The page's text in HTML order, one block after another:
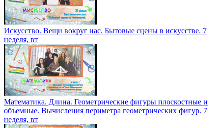
Искусство. Вещи вокруг нас. Бытовые сцены в искусстве. 7
неделя, вт
Математика. Длина. Геометрические фигуры плоскостные и
объемные. Вычисления периметра геометрических фигур. 7
неделя, вт